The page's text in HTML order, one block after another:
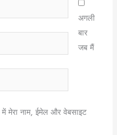
अगली
बार
जब मैं
मेरा नाम, ईमेल और वेबसाइट